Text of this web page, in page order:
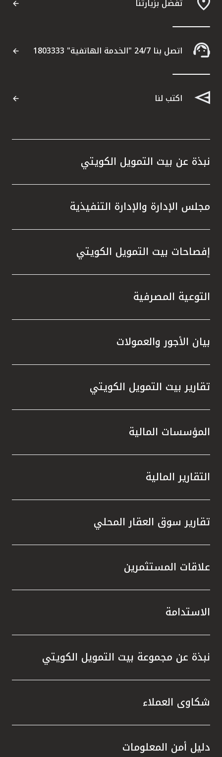
تفضل بزيارتنا
اتصل بنا 24/7 "الخدمة الهاتفية" 1803333
اكتب لنا
نبذة عن بيت التمويل الكويتي
مجلس الإدارة والإدارة التنفيذية
إفصاحات بيت التمويل الكويتي
التوعية المصرفية
بيان الأجور والعمولات
تقارير بيت التمويل الكويتي
المؤسسات المالية
التقارير المالية
تقارير سوق العقار المحلي
علاقات المستثمرين
الاستدامة
نبذة عن مجموعة بيت التمويل الكويتي
شكاوى العملاء
دليل أمن المعلومات